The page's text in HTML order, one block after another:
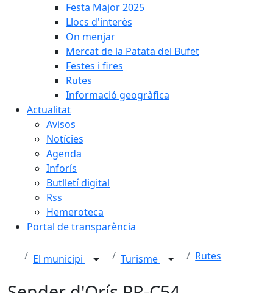
Festa Major 2025
Llocs d'interès
On menjar
Mercat de la Patata del Bufet
Festes i fires
Rutes
Informació geogràfica
Actualitat
Avisos
Notícies
Agenda
Inforís
Butlletí digital
Rss
Hemeroteca
Portal de transparència
El municipi Turisme Rutes